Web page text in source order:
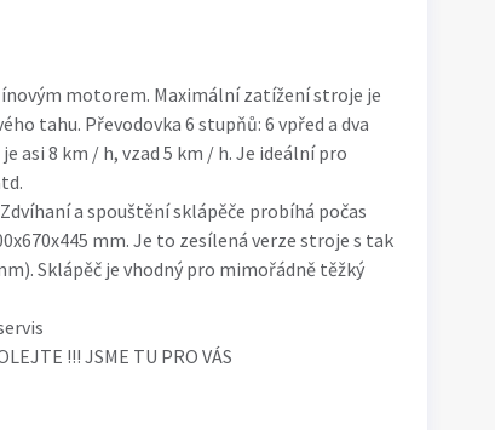
motorem. Maximální zatížení stroje je
tahu. Převodovka 6 stupňů: 6 vpřed a dva
asi 8 km / h, vzad 5 km / h. Je ideální pro
a spouštění sklápěče probíhá počas
mm. Je to zesílená verze stroje s tak
Sklápěč je vhodný pro mimořádně těžký
!!! JSME TU PRO VÁS